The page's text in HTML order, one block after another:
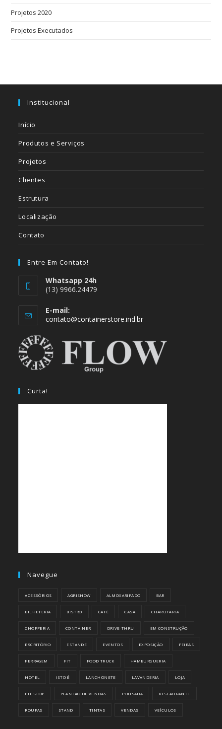
Projetos 2020
Projetos Executados
Institucional
Início
Produtos e Serviços
Projetos
Clientes
Estrutura
Localização
Contato
Entre Em Contato!
Whatsapp 24h
(13) 9966.24479
E-mail:
contato@containerstore.ind.brAbre
aplicativo
Curta!
Navegue
ACESSÓRIOS AGRISHOW ALMOXARIFADO BAR
BILHETERIA BISTRO CAFÉ CASA CHARUTARIA
CHOPPERIA CONTAINER DRIVE-THRU EM CONSTRUÇÃO
ESCRITÓRIO ESTANDE EVENTOS EXPOSIÇÃO FEIRAS
FERRAGEM FIT FOOD TRUCK HAMBURGUERIA
HOTEL ISTO É LANCHONETE LAVANDERIA LOJA
PIT STOP PLANTÃO DE VENDAS POUSADA RESTAURANTE
ROUPAS STAND TINTAS VENDAS VEÍCULOS